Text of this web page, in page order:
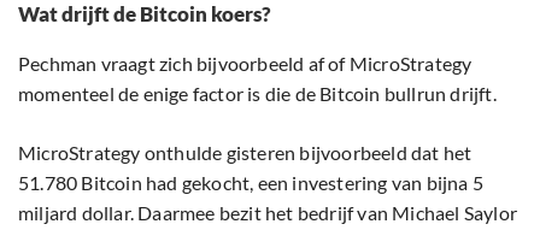
Wat drijft de Bitcoin koers?
Pechman vraagt zich bijvoorbeeld af of MicroStrategy
momenteel de enige factor is die de Bitcoin bullrun drijft.
MicroStrategy onthulde gisteren bijvoorbeeld dat het
51.780 Bitcoin had gekocht, een investering van bijna 5
miljard dollar. Daarmee bezit het bedrijf van Michael Saylor